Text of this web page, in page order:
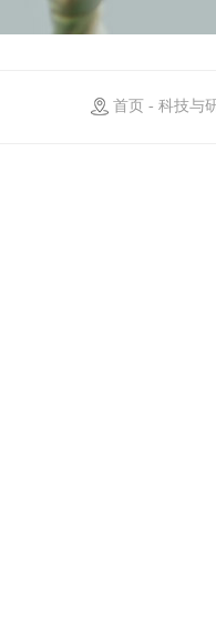
首页 - 科技与